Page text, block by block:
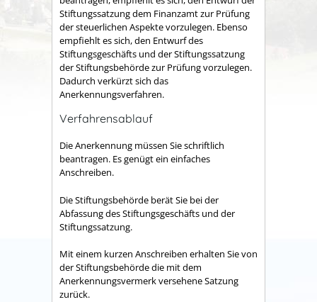
Stiftungssatzung dem Finanzamt zur Prüfung
der steuerlichen Aspekte vorzulegen. Ebenso
empfiehlt es sich, den Entwurf des
Stiftungsgeschäfts und der Stiftungssatzung
der Stiftungsbehörde zur Prüfung vorzulegen.
Dadurch verkürzt sich das
Anerkennungsverfahren.
Verfahrensablauf
Die Anerkennung müssen Sie schriftlich
beantragen. Es genügt ein einfaches
Anschreiben.
Die Stiftungsbehörde berät Sie bei der
Abfassung des Stiftungsgeschäfts und der
Stiftungssatzung.
Mit einem kurzen Anschreiben erhalten Sie von
der Stiftungsbehörde die mit dem
Anerkennungsvermerk versehene Satzung
zurück.